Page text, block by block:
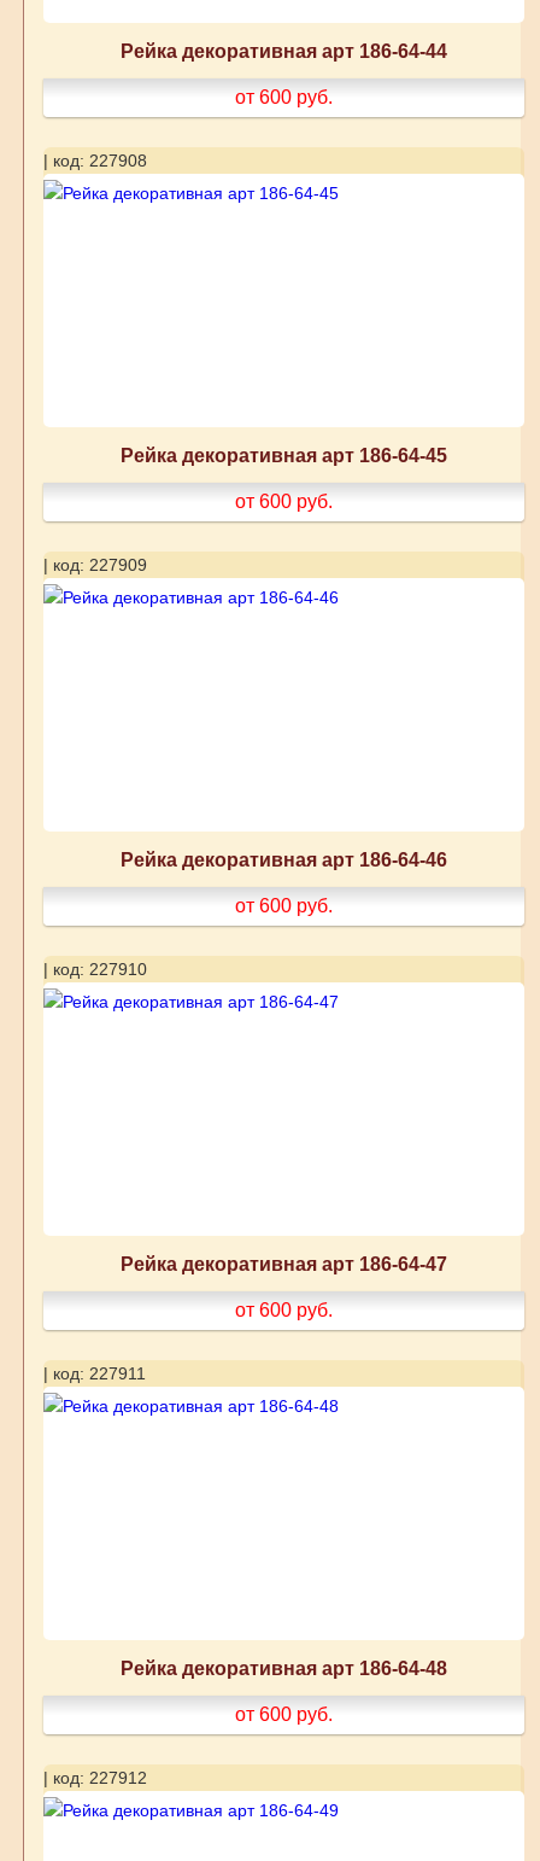
Рейка декоративная арт 186-64-44
от 600 руб.
| код: 227908
Рейка декоративная арт 186-64-45
от 600 руб.
| код: 227909
Рейка декоративная арт 186-64-46
от 600 руб.
| код: 227910
Рейка декоративная арт 186-64-47
от 600 руб.
| код: 227911
Рейка декоративная арт 186-64-48
от 600 руб.
| код: 227912